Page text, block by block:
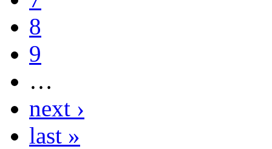
8
9
…
next ›
last »